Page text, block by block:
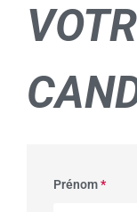
Prénom*